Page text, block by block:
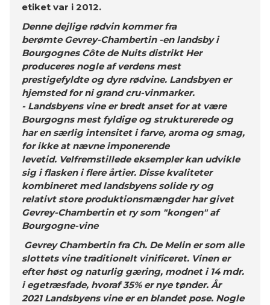
etiket var i 2012.
Denne dejlige rødvin kommer fra
berømte Gevrey-Chambertin -en landsby i
Bourgognes Côte de Nuitsdistrikt Her
produceres nogle af verdens mest
prestigefyldte og dyre rødvine. Landsbyen er
hjemsted for ni grand cru-vinmarker.
- Landsbyens vine er bredt anset for at være
Bourgogns mest fyldige og strukturerede og
har en særlig intensitet i farve, aroma og smag,
for ikke at nævne imponerende
levetid. Velfremstillede eksempler kan udvikle
sig i flasken i flere årtier. Disse kvaliteter
kombineret med landsbyens solide ry og
relativt store produktionsmængder har givet
Gevrey-Chambertin et ry som "kongen" af
Bourgogne-vine
Gevrey Chambertin fra Ch. De Melin er som alle
slottets vine traditionelt vinificeret. Vinen er
efter høst og naturlig gæring, modnet i 14 mdr.
i egetræsfade, hvoraf 35% er nye tønder. År
2021 Landsbyens vine er en blandet pose. Nogle